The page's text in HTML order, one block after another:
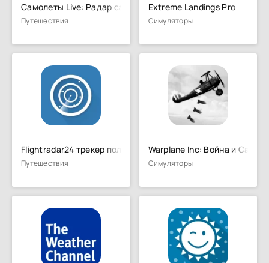
Самолеты Live: Радар самолетов
Путешествия
Extreme Landings Pro
Симуляторы
Flightradar24 трекер полетов
Путешествия
Warplane Inc: Война и
Симуляторы